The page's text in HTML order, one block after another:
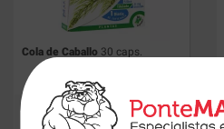
Cola de Caballo 30 caps.
€
10.98